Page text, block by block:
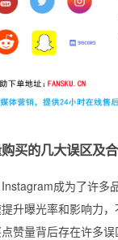
买的几大误区及
成为了许多
升曝光率和影响力
赞量背后存在许多